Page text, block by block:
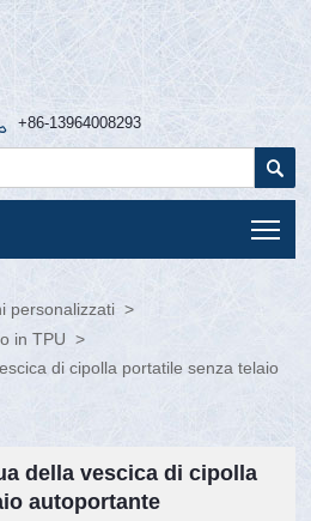
+86-13964008293

personalizzati >
in TPU >
di cipolla portatile senza telaio
della vescica di cipolla
autoportante